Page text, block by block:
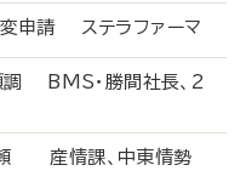
変申請 ステラファーマ
調 BMS・勝間社長、2
頼 産情課、中東情勢